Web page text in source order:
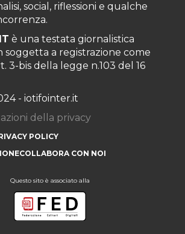
social, riflessioni e qualche
è una testata giornalistica
soggetta a registrazione come
3-bis della legge n.103 del 16
- iotifointer.it
della privacy
POLICY
COLLABORA CON NOI
Questo sito è associato alla